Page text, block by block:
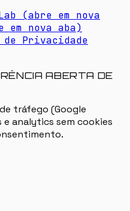
(abre em nova
em nova aba)
Privacidade
ABERTA DE
tráfego (Google
e analytics sem cookies